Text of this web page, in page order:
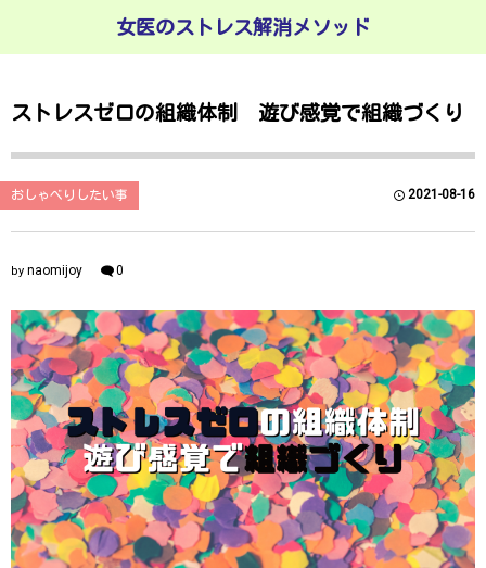
女医のストレス解消メソッド
ストレスゼロの組織体制 遊び感覚で組織づくり
おしゃべりしたい事 2021-08-16
by naomijoy 0